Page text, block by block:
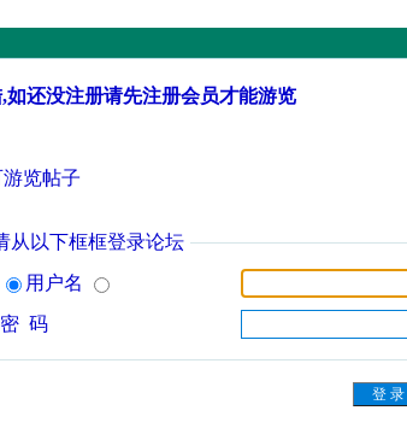
还没注册请先注册会员才能游览
览帖子
从以下框框登录论坛
用户名
密 码